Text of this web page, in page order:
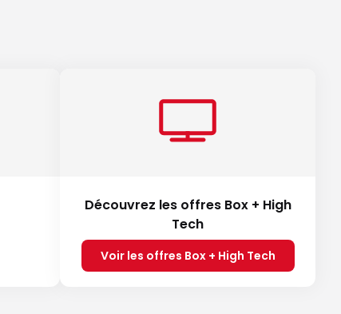
Découvrez les offres Box + High
Tech
Voir les offres Box + High Tech